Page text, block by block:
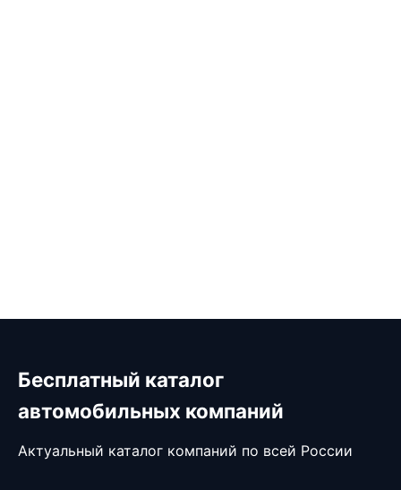
Бесплатный каталог
автомобильных компаний
Актуальный каталог компаний по всей России